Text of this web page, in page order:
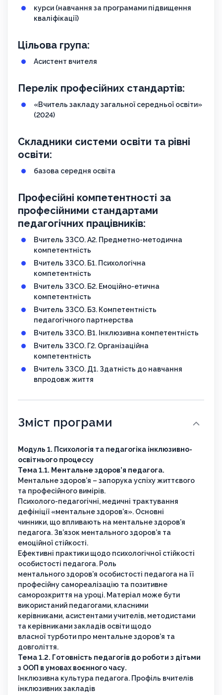
курси (навчання за програмами підвищення
кваліфікації)
Цільова група:
Асистент вчителя
Перелік професійних стандартів:
«Вчитель закладу загальної середньої освіти»
(2024)
Складники системи освіти та рівні
освіти:
базова середня освіта
Професійні компетентності за
професійними стандартами
педагогічних працівників:
Вчитель ЗЗСО. А2. Предметно-методична
компетентність
Вчитель ЗЗСО. Б1. Психологічна
компетентність
Вчитель ЗЗСО. Б2. Емоційно-етична
компетентність
Вчитель ЗЗСО. Б3. Компетентність
педагогічного партнерства
Вчитель ЗЗСО. В1. Інклюзивна компетентність
Вчитель ЗЗСО. Г2. Організаційна
компетентність
Вчитель ЗЗСО. Д1. Здатність до навчання
впродовж життя
Зміст програми
Модуль 1. Психологія та педагогіка інклюзивно-
освітнього процессу
Тема 1.1. Ментальне здоров’я педагога.
Ментальне здоров’я – запорука успіху життєвого
та професійного вимірів.
Психолого-педагогічні, медичні трактування
дефініції «ментальне здоров’я». Основні
чинники, що впливають на ментальне здоров’я
педагога. Зв’язок ментального здоров’я та
емоційної стійкості.
Ефективні практики щодо психологічної стійкості
особистості педагога. Роль
ментального здоров’я особистості педагога на її
професійну самореалізацію та позитивне
саморозкриття на уроці. Матеріал може бути
використаний педагогами, класними
керівниками, асистентами учителів, методистами
та керівниками закладів освіти щодо
власної турботи про ментальне здоров’я та
довголіття.
Тема 1.2. Готовність педагогів до роботи з дітьми
з ООП в умовах воєнного часу.
Інклюзивна культура педагога. Профіль вчителів
інклюзивних закладів